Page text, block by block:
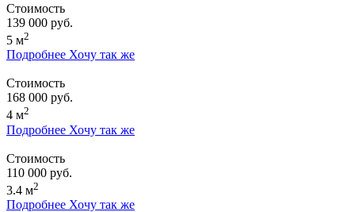
Стоимость
139 000 руб.
5 м2
Подробнее Хочу так же
Стоимость
168 000 руб.
4 м2
Подробнее Хочу так же
Стоимость
110 000 руб.
3.4 м2
Подробнее Хочу так же